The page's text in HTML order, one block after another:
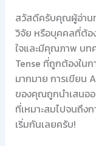
สวัสดีครับคุณผู้อ่าน
วิจัย หรือบุคคลที่ต้อ
ใจและมีคุณภาพ บท
Tense ที่ถูกต้องใน
มากมาย การเขียน
ของคุณถูกนำเสนอ
ที่เหมาะสมไปจนถึงก
เริ่มกันเลยครับ!